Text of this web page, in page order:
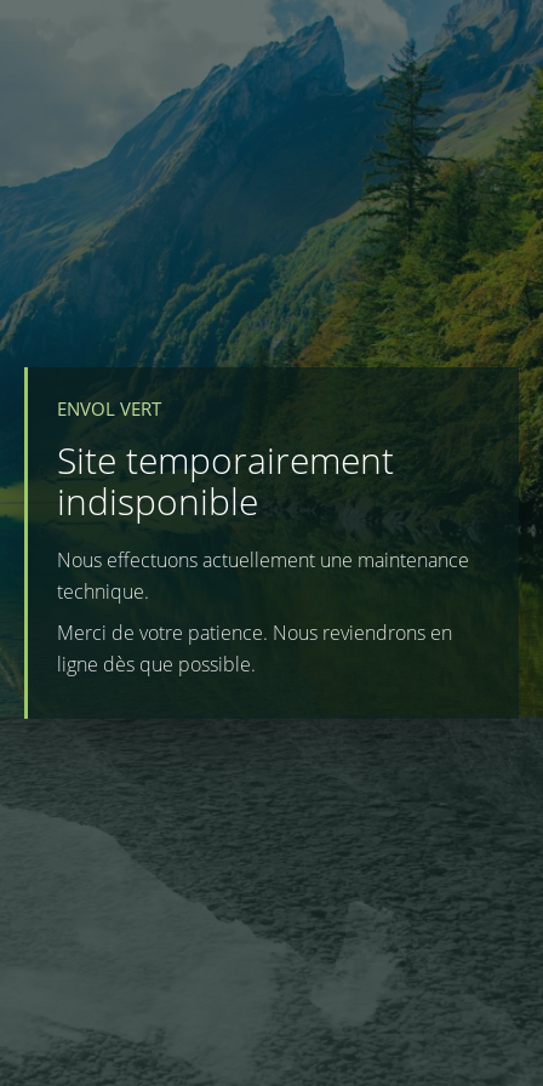
ENVOL VERT
Site temporairement
indisponible
Nous effectuons actuellement une maintenance
technique.
Merci de votre patience. Nous reviendrons en
ligne dès que possible.